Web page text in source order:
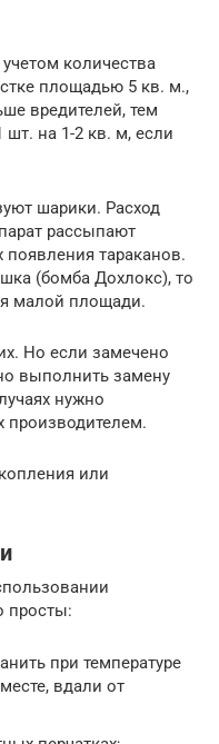
количества
площадью 5 кв. м.,
вредителей, тем
на 1-2 кв. м, если
шарики. Расход
рассыпают
тараканов.
(бомба Дохлокс), то
малой площади.
Но если замечено
выполнить замену
нужно
производителем.
или
просты:
при температуре
вдали от